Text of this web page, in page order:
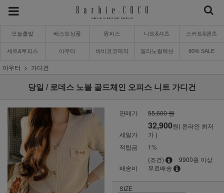
오늘출발 베스트상품 원피스 니트&셔츠 스커트&팬츠
세트&투피스 아우터 바비코코제작 밀라노컬렉션 80% SALE
아우터 가디건
당일 / 로데스 노블 골드체인 오피스 니트 가디건
판매가 55,600 원
세일가
32,900원( 온라인 최저
가 )
적립금
1%
배송비
(조건)
9900원 이상
무료배송
SIZE